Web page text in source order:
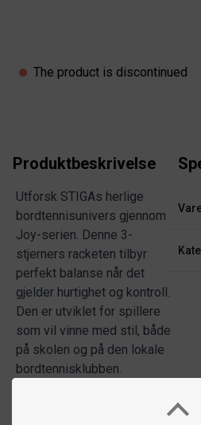
The product is discontinued
Produktbeskrivelse
Utforsk STIGAs herlige
bordtennisunivers gjennom
Joy-serien. Denne 3-
stjerners racketen tilbyr
perfekt balanse når det
gjelder hurtighet og kontroll.
Den er utviklet for spillere
som vil vinne med stil, både
på skolen og på den lokale
bordtennisklubben.